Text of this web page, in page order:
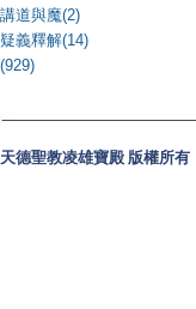
講道與魔(2)
疑義釋解(14)
(929)
天德聖教凌雄寶殿 版權所有